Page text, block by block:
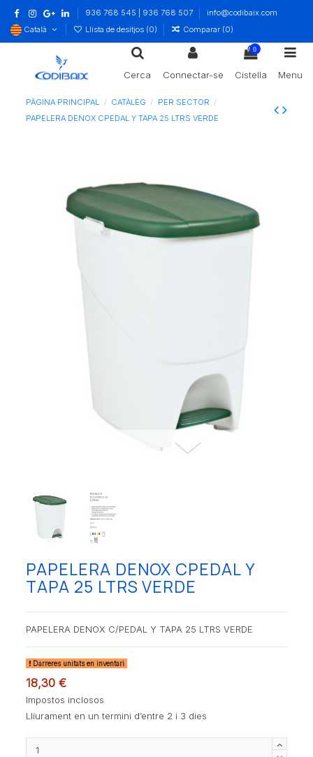
936 768 545 | 936 768 507
info@codibaix.com
Català
Llista de desitjos (0) Comparar (0)
Cerca Connectar-se
0
Cistella Menu
PÀGINA PRINCIPAL CATÀLEG
PER SECTOR
PAPELERA DENOX CPEDAL Y TAPA 25 LTRS VERDE
PAPELERA DENOX CPEDAL Y
TAPA 25 LTRS VERDE
PAPELERA DENOX C/PEDAL Y TAPA 25 LTRS VERDE
Darreres unitats en inventari
18,30 €
Impostos inclosos
Lliurament en un termini d’entre 2 i 3 dies